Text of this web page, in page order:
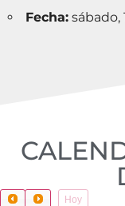
Fecha: sábado,
Hoy